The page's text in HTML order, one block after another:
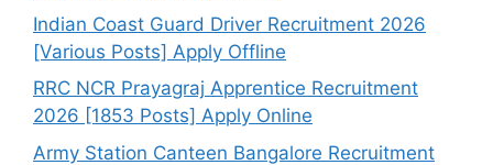
Indian Coast Guard Driver Recruitment 2026
[Various Posts] Apply Offline
RRC NCR Prayagraj Apprentice Recruitment
2026 [1853 Posts] Apply Online
Army Station Canteen Bangalore Recruitment